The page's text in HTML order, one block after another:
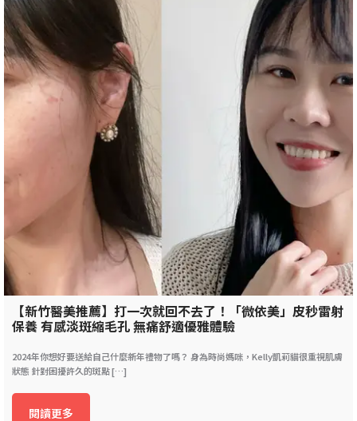
【新竹醫美推薦】打一次就回不去了！「微依美」皮秒雷射
保養 有感淡斑縮毛孔 無痛舒適優雅體驗
2024年你想好要送給自己什麼新年禮物了嗎？ 身為時尚媽咪，Kelly凱莉貓很重視肌膚
狀態 針對困擾許久的斑點 […]
閱讀更多